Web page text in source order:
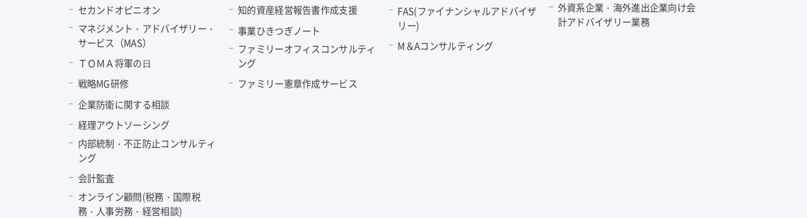
セカンドオピニオン
マネジメント・アドバイザリー・
サービス（MAS）
ＴＯＭＡ将軍の⽇
戦略MG研修
企業防衛に関する相談
経理アウトソーシング
内部統制・不正防止コンサルティ
ング
会計監査
オンライン顧問(税務・国際税
務・人事労務・経営相談)
知的資産経営報告書作成支援
事業ひきつぎノート
ファミリーオフィスコンサルティ
ング
ファミリー憲章作成サービス
FAS(ファイナンシャルアドバイザ
リー)
M＆Aコンサルティング
外資系企業・海外進出企業向け会
計アドバイザリー業務